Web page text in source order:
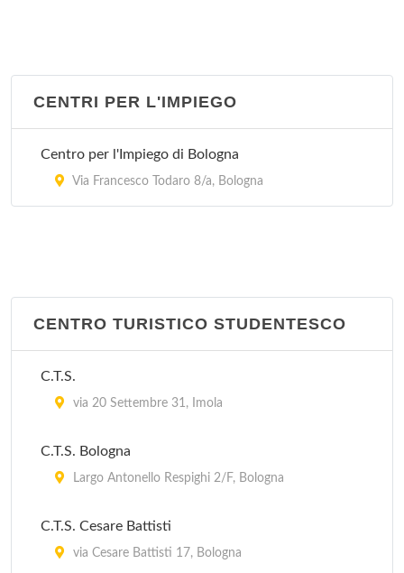
via Cipriani 25, Bologna
CENTRI PER L'IMPIEGO
Centro per l'Impiego di Bologna
Via Francesco Todaro 8/a, Bologna
CENTRO TURISTICO STUDENTESCO
C.T.S.
via 20 Settembre 31, Imola
C.T.S. Bologna
Largo Antonello Respighi 2/F, Bologna
C.T.S. Cesare Battisti
via Cesare Battisti 17, Bologna